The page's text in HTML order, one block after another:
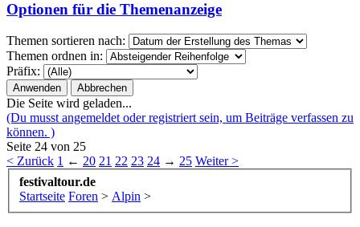
Optionen für die Themenanzeige
Themen sortieren nach:
Themen ordnen in:
Präfix:
Die Seite wird geladen...
(Du musst angemeldet oder registriert sein, um Beiträge verfassen zu
können. )
Seite 24 von 25
< Zurück 1 ← 20 21 22 23 24 → 25 Weiter >
festivaltour.de
Startseite Foren > Alpin >